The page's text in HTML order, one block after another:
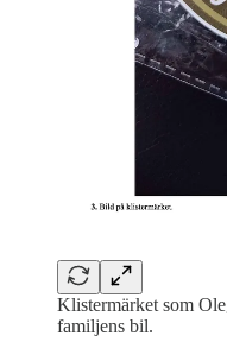
Klistermärket som
familjens bil.